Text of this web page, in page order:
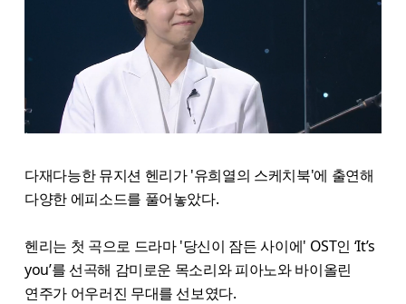
다재다능한 뮤지션 헨리가 '유희열의 스케치북'에 출연해
다양한 에피소드를 풀어놓았다.
헨리는 첫 곡으로 드라마 '당신이 잠든 사이에' OST인 ‘It’s
you’를 선곡해 감미로운 목소리와 피아노와 바이올린
연주가 어우러진 무대를 선보였다.